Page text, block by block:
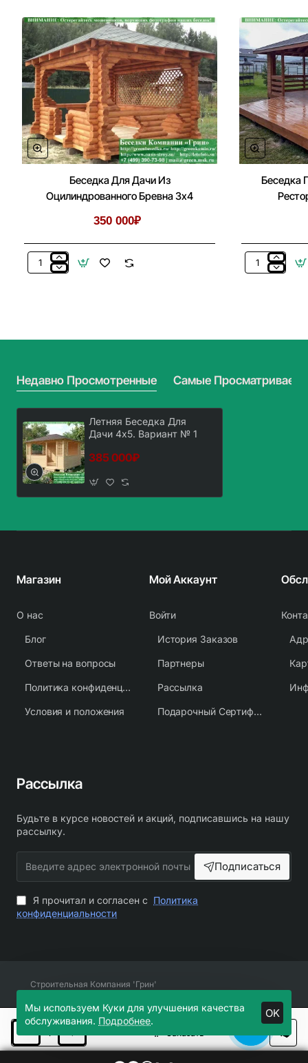
Мы используем Куки для улучшения качества
обслуживания. Подробнее.
OK
Беседка Для Дачи Из
Оцилиндрованного Бревна 3х4
350 000₽
Беседка
Беседка
Беседка
Недавно Просмотренные Самые
Летняя Беседка Для
Дачи 4х5. Вариант № 1
385 000₽
Магазин
О нас
Блог
Ответы на вопросы
Политика конфиденциальности
Условия и положения
Мой Аккаунт
Войти
История Заказов
Партнеры
Рассылка
Подарочный Сертификат
Рассылка
Будьте в курсе новостей и акций, подписавшись на нашу
рассылку.
адрес
электронной
почты
Подписаться
Я прочитал и согласен с Политика
конфиденциальности
Строительная Компания 'Грин'